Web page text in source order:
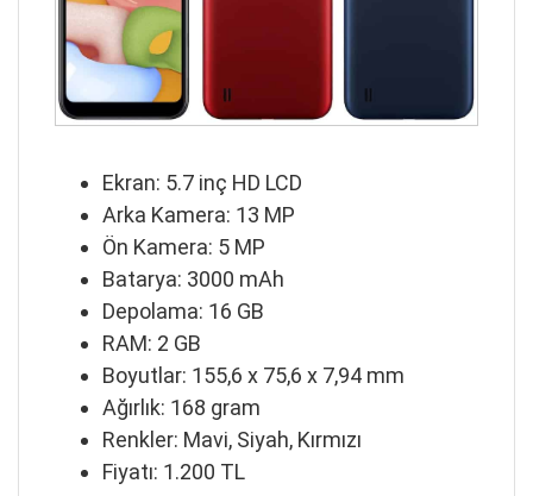
Ekran: 5.7 inç HD LCD
Arka Kamera: 13 MP
Ön Kamera: 5 MP
Batarya: 3000 mAh
Depolama: 16 GB
RAM: 2 GB
Boyutlar: 155,6 x 75,6 x 7,94 mm
Ağırlık: 168 gram
Renkler: Mavi, Siyah, Kırmızı
Fiyatı: 1.200 TL